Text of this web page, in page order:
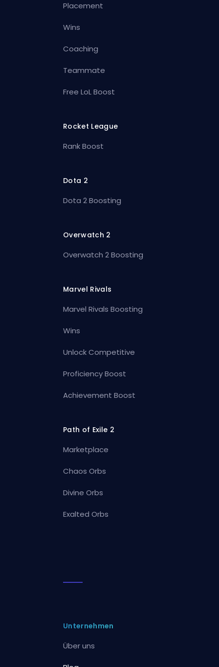
Placement
Wins
Coaching
Teammate
Free LoL Boost
Rocket League
Rank Boost
Dota 2
Dota 2 Boosting
Overwatch 2
Overwatch 2 Boosting
Marvel Rivals
Marvel Rivals Boosting
Wins
Unlock Competitive
Proficiency Boost
Achievement Boost
Path of Exile 2
Marketplace
Chaos Orbs
Divine Orbs
Exalted Orbs
Unternehmen
Über uns